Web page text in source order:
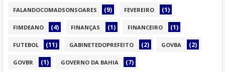
FALANDOCOMADSONSOARES (9) FEVEREIRO (1)
FIMDEANO (4) FINANÇAS (1) FINANCEIRO (1)
FUTEBOL (11) GABINETEDOPREFEITO (2) GOVBA (2)
GOVBR (1) GOVERNO DA BAHIA (7)